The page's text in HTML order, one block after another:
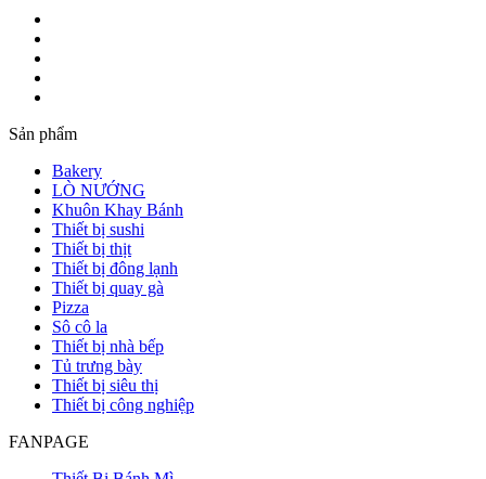
Sản phẩm
Bakery
LÒ NƯỚNG
Khuôn Khay Bánh
Thiết bị sushi
Thiết bị thịt
Thiết bị đông lạnh
Thiết bị quay gà
Pizza
Sô cô la
Thiết bị nhà bếp
Tủ trưng bày
Thiết bị siêu thị
Thiết bị công nghiệp
FANPAGE